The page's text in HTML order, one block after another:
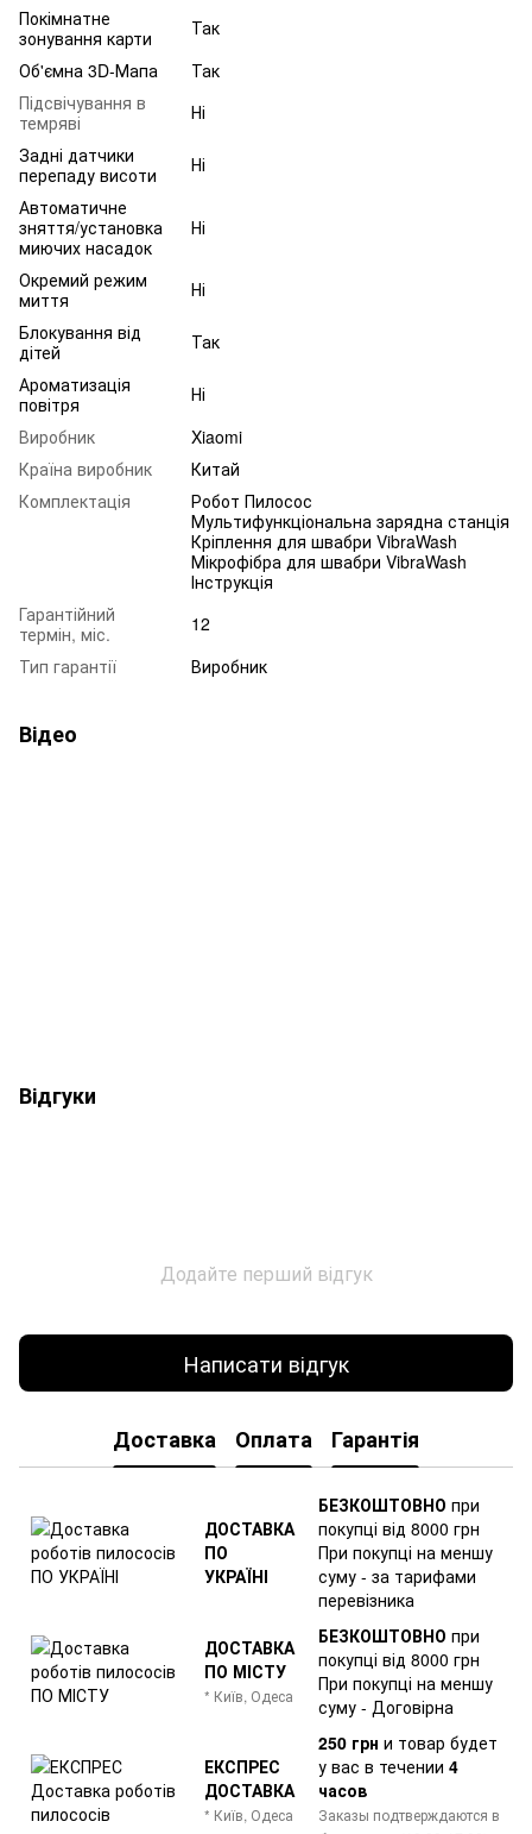
Покімнатне
зонування карти
Так
Об'ємна 3D-Мапа
Так
Підсвічування в
темряві
Ні
Задні датчики
перепаду висоти
Ні
Автоматичне
зняття/установка
миючих насадок
Ні
Окремий режим
миття
Ні
Блокування від
дітей
Так
Ароматизація
повітря
Ні
Виробник
Xiaomi
Країна виробник
Китай
Комплектація
Робот Пилосос
Мультифункціональна зарядна станція
Кріплення для швабри VibraWash
Мікрофібра для швабри VibraWash
Інструкція
Гарантійний
термін, міс.
12
Тип гарантії
Виробник
Відео
Відгуки
Додайте перший відгук
Написати відгук
Доставка Оплата Гарантія
ДОСТАВКА
ПО
УКРАЇНІ
БЕЗКОШТОВНО при
покупці від 8000 грн
При покупці на меншу
суму - за тарифами
перевізника
ДОСТАВКА
ПО МІСТУ
* Київ, Одеса
БЕЗКОШТОВНО при
покупці від 8000 грн
При покупці на меншу
суму - Договірна
ЕКСПРЕС
ДОСТАВКА
* Київ, Одеса
250 грн и товар будет
у вас в течении 4
часов
Заказы подтверждаются в